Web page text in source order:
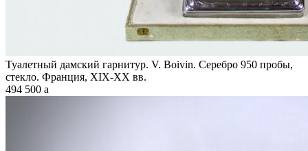
Туалетный дамский гарнитур. V. Boivin. Серебро 950 пробы,
стекло. Франция, XIX-XX вв.
494 500 a